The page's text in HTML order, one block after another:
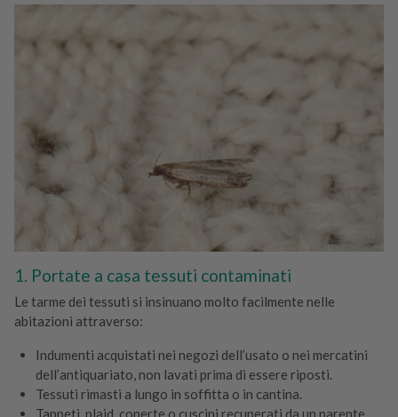
1. Portate a casa tessuti contaminati
Le tarme dei tessuti si insinuano molto facilmente nelle
abitazioni attraverso:
Indumenti acquistati nei negozi dell’usato o nei mercatini
dell’antiquariato, non lavati prima di essere riposti.
Tessuti rimasti a lungo in soffitta o in cantina.
Tappeti, plaid, coperte o cuscini recuperati da un parente.